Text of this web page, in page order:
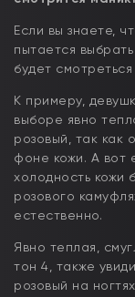
Если вы знаете,
пытается
будет
К примеру,
выборе явно
розовый, так как
фоне кожи. А вот
холодность кожи
розового
естественно.
Явно теплая,
тон 4, также
розовый на